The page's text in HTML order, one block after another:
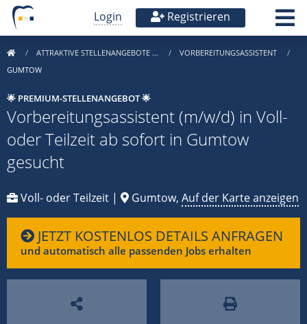
Login Registrieren
ATTRAKTIVE STELLENANGEBOTE …
VORBEREITUNGSASSISTENT
GUMTOW
🌟 PREMIUM-STELLENANGEBOT 🌟
Vorbereitungsassistent (m/w/d) in Voll-
oder Teilzeit ab sofort in Gumtow
gesucht
Voll- oder Teilzeit | Gumtow, Auf der Karte anzeigen
JETZT KOSTENLOS DETAILS ANFRAGEN
und automatisch alle passenden Jobs erhalten